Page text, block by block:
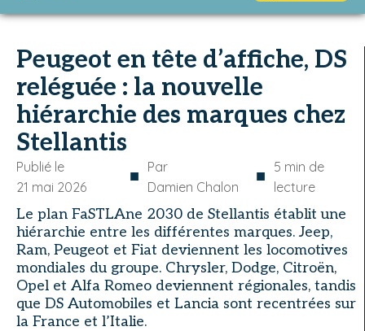
Peugeot en tête d’affiche, DS
reléguée : la nouvelle
hiérarchie des marques chez
Stellantis
Publié le
21 mai 2026
■ Par
Damien Chalon
■ 5 min de
lecture
Le plan FaSTLAne 2030 de Stellantis établit une
hiérarchie entre les différentes marques. Jeep,
Ram, Peugeot et Fiat deviennent les locomotives
mondiales du groupe. Chrysler, Dodge, Citroën,
Opel et Alfa Romeo deviennent régionales, tandis
que DS Automobiles et Lancia sont recentrées sur
la France et l’Italie.